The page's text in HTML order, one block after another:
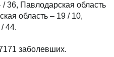
/ 36, Павлодарская область
область – 19 / 10,
44.
заболевших.